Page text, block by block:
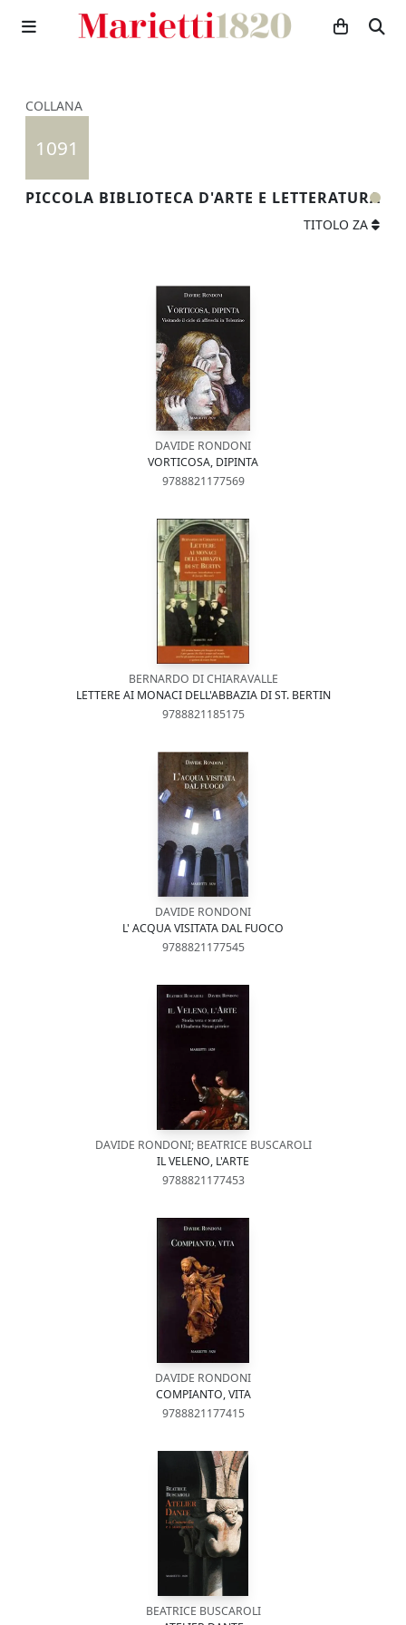
COLLANA
1091
PICCOLA BIBLIOTECA D'ARTE E LETTERATURA
TITOLO ZA
DAVIDE RONDONI
VORTICOSA, DIPINTA
9788821177569
BERNARDO DI CHIARAVALLE
LETTERE AI MONACI DELL'ABBAZIA DI ST. BERTIN
9788821185175
DAVIDE RONDONI
L' ACQUA VISITATA DAL FUOCO
9788821177545
DAVIDE RONDONI; BEATRICE BUSCAROLI
IL VELENO, L'ARTE
9788821177453
DAVIDE RONDONI
COMPIANTO, VITA
9788821177415
BEATRICE BUSCAROLI